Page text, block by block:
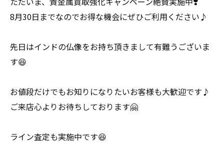
8月30日までなのでお得な機会にぜひご利用ください♪
先日はインドの仏像をお持ち頂きまして有難うございま
す😆
お値段だけでもお知りになりたいお客様も大歓迎です♪
ご来店心よりお待ちしております🤗
ライン査定も実施中です😆